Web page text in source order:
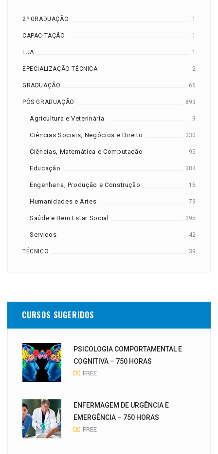
2ª GRADUAÇÃO 1
CAPACITAÇÃO 1
EJA 1
EPECIALIZAÇÃO TÉCNICA 2
GRADUAÇÃO 66
PÓS GRADUAÇÃO 893
Agricultura e Veterinária 9
Ciências Sociais, Negócios e Direito 330
Ciências, Matemática e Computação 95
Educação 384
Engenharia, Produção e Construção 16
Humanidades e Artes 79
Saúde e Bem Estar Social 295
Serviços 42
TÉCNICO 39
CURSOS SUGERIDOS
PSICOLOGIA COMPORTAMENTAL E
COGNITIVA – 750 HORAS
FREE
ENFERMAGEM DE URGÊNCIA E
EMERGÊNCIA – 750 HORAS
FREE